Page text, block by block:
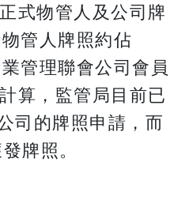
式物管人及公司牌
管人牌照約佔
管理聯會公司會員
算，監管局目前已
司的牌照申請，而
牌照。